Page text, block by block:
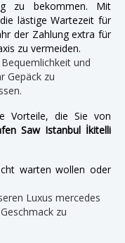
zu bekommen. Mit
lästige Wartezeit für
der Zahlung extra für
zu vermeiden.
und
Gepäck zu
Vorteile, die Sie von
Saw Istanbul İkitelli
warten wollen oder
Luxus mercedes
zu